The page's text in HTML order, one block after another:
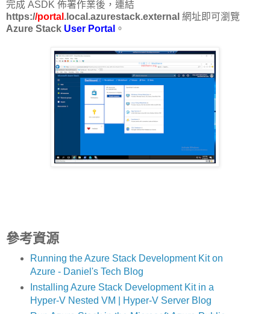
完成 ASDK 佈署作業後，連結
https://portal .local.azurestack.external 網址即可瀏覽
Azure Stack User Portal 。
參考資源
Running the Azure Stack Development Kit on
Azure - Daniel's Tech Blog
Installing Azure Stack Development Kit in a
Hyper-V Nested VM | Hyper-V Server Blog